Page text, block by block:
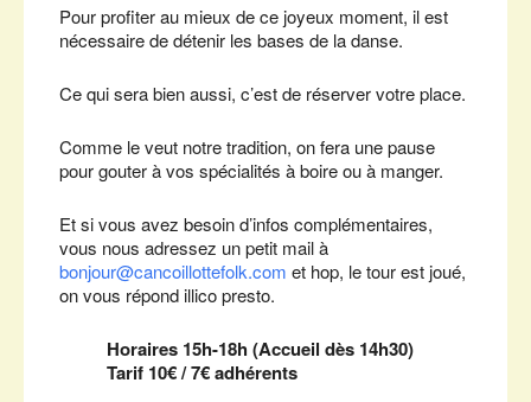
Pour profiter au mieux de ce joyeux moment, il est
nécessaire de détenir les bases de la danse.
Ce qui sera bien aussi, c’est de réserver votre place.
Comme le veut notre tradition, on fera une pause
pour gouter à vos spécialités à boire ou à manger.
Et si vous avez besoin d’infos complémentaires,
vous nous adressez un petit mail à
bonjour@cancoillottefolk.com et hop, le tour est joué,
on vous répond illico presto.
Horaires 15h-18h (Accueil dès 14h30)
Tarif 10€ / 7€ adhérents